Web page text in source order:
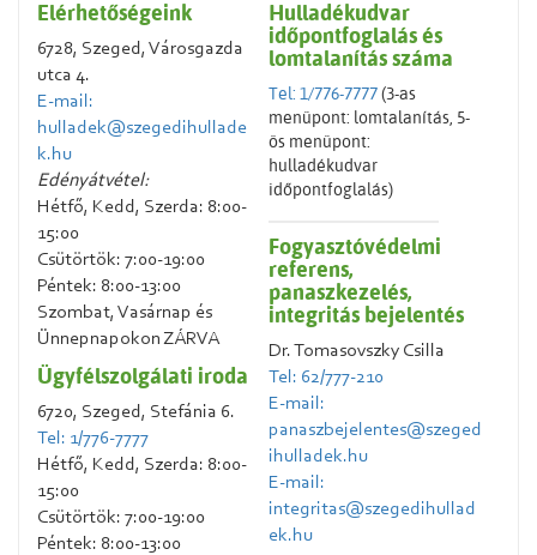
Elérhetőségeink
6728, Szeged, Városgazda
utca 4.
E-mail:
hulladek@szegedihullade
k.hu
Edényátvétel:
Hétfő, Kedd, Szerda: 8:00-
15:00
Csütörtök: 7:00-19:00
Péntek: 8:00-13:00
Szombat, Vasárnap és
Ünnepnapokon ZÁRVA
Ügyfélszolgálati iroda
6720, Szeged, Stefánia 6.
Tel: 1/776-7777
Hétfő, Kedd, Szerda: 8:00-
15:00
Csütörtök: 7:00-19:00
Péntek: 8:00-13:00
Hulladékudvar
időpontfoglalás és
lomtalanítás száma
Tel: 1/776-7777(3-as
menüpont: lomtalanítás, 5-
ös menüpont:
hulladékudvar
időpontfoglalás)
Fogyasztóvédelmi
referens,
panaszkezelés,
integritás bejelentés
Dr. Tomasovszky Csilla
Tel: 62/777-210
E-mail:
panaszbejelentes@szeged
ihulladek.hu
E-mail:
integritas@szegedihullad
ek.hu